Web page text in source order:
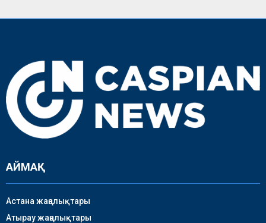
АЙМАҚ
Астана жаңалықтары
Атырау жаңалықтары